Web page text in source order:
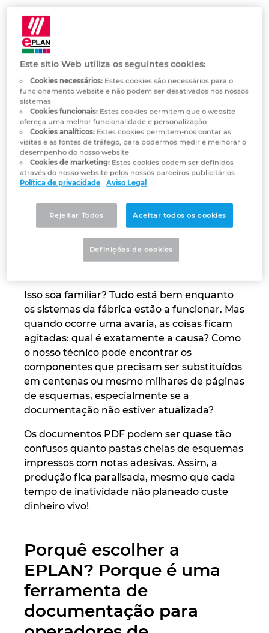
É necessário ativar os cookies funcionais
para visualizar este video.
Seja honesto: a
documentação
inadequada contribui
para o aumento do
tempo de inatividade?
Isso soa familiar? Tudo está bem enquanto
os sistemas da fábrica estão a funcionar. Mas
quando ocorre uma avaria, as coisas ficam
agitadas: qual é exatamente a causa? Como
o nosso técnico pode encontrar os
componentes que precisam ser substituídos
em centenas ou mesmo milhares de páginas
de esquemas, especialmente se a
documentação não estiver atualizada?
Os documentos PDF podem ser quase tão
confusos quanto pastas cheias de esquemas
impressos com notas adesivas. Assim, a
produção fica paralisada, mesmo que cada
tempo de inatividade não planeado custe
dinheiro vivo!
Porquê escolher a
EPLAN? Porque é uma
ferramenta de
documentação para
Mexico
Netherlands
New Zealand
Norway
Peru
Philippines
Serbia
Singapore
Slovakia
Slovenia
South Africa
South Korea
Spain
Switzerland
Turkey
Este sítio Web utiliza os seguintes cookies:
Cookies necessários:Estes cookies são necessários para o
funcionamento website e não podem ser desativados nos nossos
sistemas
Cookies funcionais:Estes cookies permitem que o website
ofereça uma melhor funcionalidade e personalização
Cookies analíticos:Estes cookies permitem-nos contar as
visitas e as fontes de tráfego, para podermos medir e melhorar o
desempenho do nosso website
Cookies de marketing:Estes cookies podem ser definidos
através do nosso website pelos nossos parceiros publicitários
Política de privacidade
Aviso Legal
Rejeitar Todos Aceitar todos os cookies
Definições de cookies